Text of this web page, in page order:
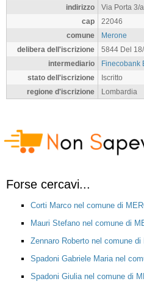
indirizzo
Via Porta 3/a
cap
22046
comune
Merone
delibera dell'iscrizione
5844 Del
intermediario
Finecobank
stato dell'iscrizione
Iscritto
regione d'iscrizione
Lombardia
Forse cercavi...
Corti Marco nel comune di
Mauri Stefano nel comune di
Zennaro Roberto nel comune di
Spadoni Gabriele Maria nel
Spadoni Giulia nel comune di